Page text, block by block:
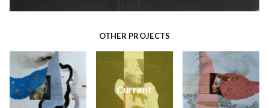
OTHER PROJECTS
Current